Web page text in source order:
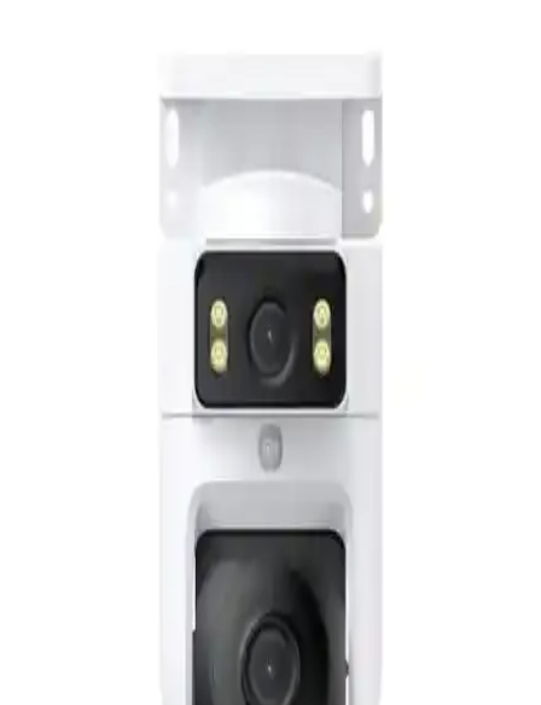
HD video kaydı için optimize edilmiştir, uzun ömürlü ve çevresel
Bintech Gece Görüşlü 360 Derece IP Kamera ile
Güvenlik Çözümünüzü Güçlendirin
Bintech'in gece görüşlü 360 derece IP kamerası, yüksek çözünürlük,
hareket algılama ve kablosuz bağlantı özellikleriyle güvenliği artırır,
kolay kurulumu ve çok yönlü kullanımıyla öne çıkar.
Tenda CP6 2K Pan-Tilt Güvenlik Kamerası ile Ev
ve İş Güvenliğinizi Artırın
Tenda CP6 2K çözünürlük ve pan-tilt fonksiyonlarıyla ev ve iş
yerleri için ideal, kolay kurulabilen, dayanıklı ve güvenli bağlantı
sağlayan akıllı güvenlik kamerasıdır.
Anker Eufy Güvenlik Çift Lensli 4K UHD 360°
Döner IP Kamera S350 İnceleme ve Özellikler
Eufy S350, 4K UHD çözünürlük, 360° döndürme ve yapay zeka
özellikleriyle üstün iç mekan güvenliği sağlar, gece görüşü ve kolay
kurulum ile evinizi detaylı şekilde izler.
Xenon Smart 3MP 1080p Full HD İç Mekan Wi-Fi
Güvenlik Kamerası Detaylı Özellikleri ve Kullanım